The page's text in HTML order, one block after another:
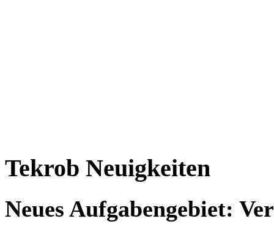
Tekrob Neuigkeiten
Neues Aufgabengebiet: